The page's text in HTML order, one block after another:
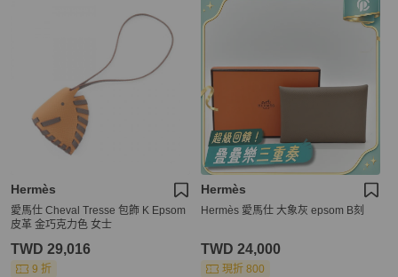
Hermès
愛馬仕 Cheval Tresse 包飾 K Epsom
皮革 金巧克力色 女士
TWD 29,016
9 折
Hermès
Hermès 愛馬仕 大象灰 epsom B刻
TWD 24,000
現折 800